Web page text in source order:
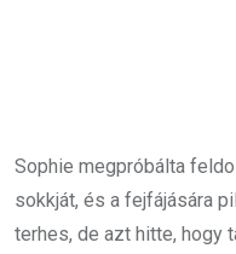
Sophie megpróbálta
sokkját, és a fejfájására
terhes, de azt hitte, hogy